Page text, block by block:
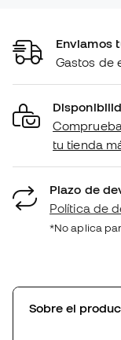
Enviamos
Gastos de
tu tienda
Plazo de
Política de
*No aplica
Sobre el